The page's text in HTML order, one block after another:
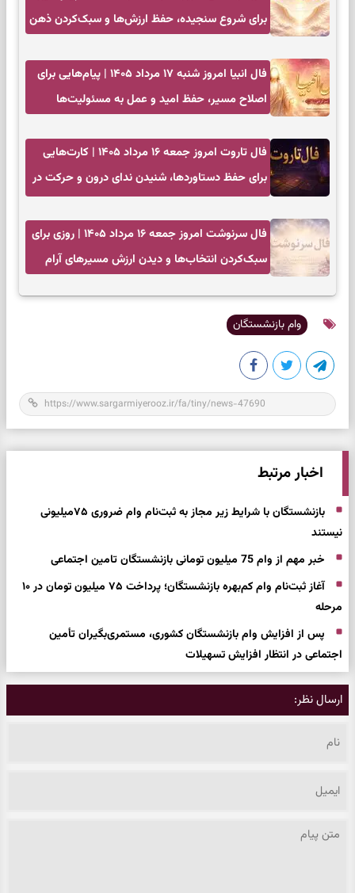
برای شروع سنجیده، حفظ ارزش‌ها و سبک‌کردن ذهن
فال انبیا امروز شنبه ۱۷ مرداد ۱۴۰۵ | پیام‌هایی برای
اصلاح مسیر، حفظ امید و عمل به مسئولیت‌ها
فال تاروت امروز جمعه ۱۶ مرداد ۱۴۰۵ | کارت‌هایی
برای حفظ دستاوردها، شنیدن ندای درون و حرکت در
فال سرنوشت امروز جمعه ۱۶ مرداد ۱۴۰۵ | روزی برای
سبک‌کردن انتخاب‌ها و دیدن ارزش مسیرهای آرام
وام بازنشستگان
اخبار مرتبط
بازنشستگان با شرایط زیر مجاز به ثبت‌نام وام ضروری ۷۵میلیونی
نیستند
خبر مهم از وام 75 میلیون تومانی بازنشستگان تامین اجتماعی
آغاز ثبت‌نام وام کم‌بهره بازنشستگان؛ پرداخت ۷۵ میلیون تومان در ۱۰
مرحله
پس از افزایش وام بازنشستگان کشوری، مستمری‌بگیران تأمین
اجتماعی در انتظار افزایش تسهیلات
ارسال نظر: